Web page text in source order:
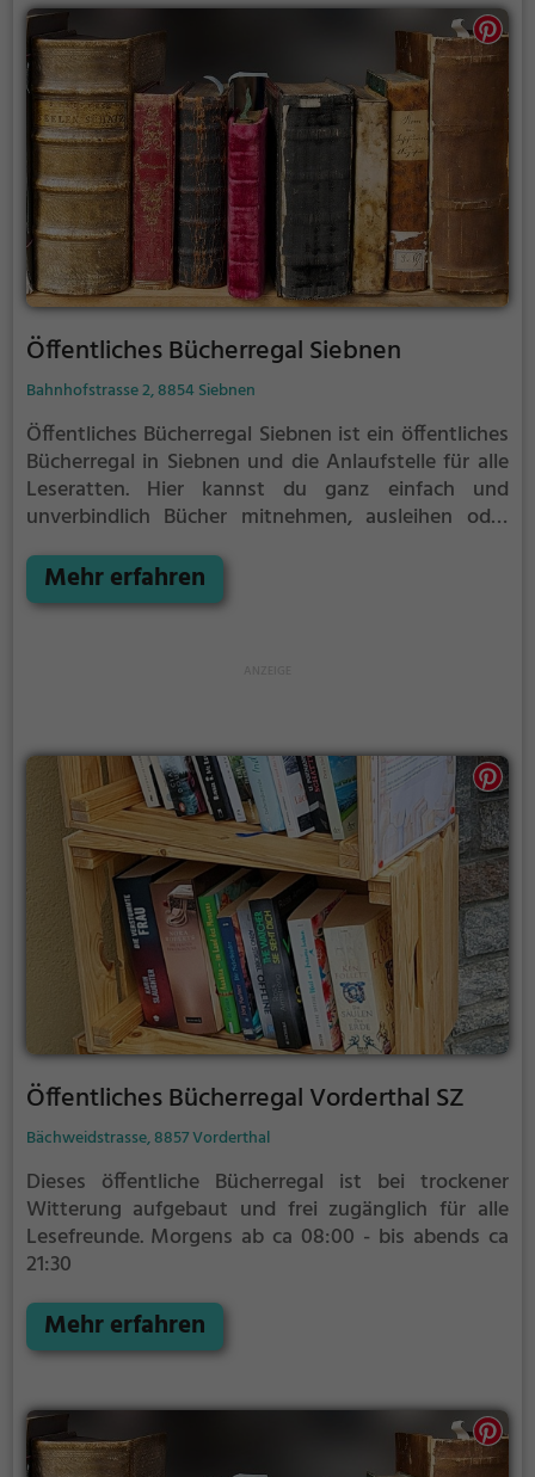
Öffentliches Bücherregal Siebnen
Bahnhofstrasse 2, 8854 Siebnen
Öffentliches Bücherregal Siebnen ist ein öffentliches
Bücherregal in Siebnen und die Anlaufstelle für alle
Leseratten. Hier kannst du ganz einfach und
unverbindlich Bücher mitnehmen, ausleihen oder
Bücherregale leben - es gibt kein festes Sortiment,
der Bestand wechselt täglich.
Mehr erfahren
Öffentliches Bücherregal Vorderthal SZ
Bächweidstrasse, 8857 Vorderthal
Dieses öffentliche Bücherregal ist bei trockener
Witterung aufgebaut und frei zugänglich für alle
Lesefreunde. Morgens ab ca 08:00 - bis abends ca
21:30
Mehr erfahren